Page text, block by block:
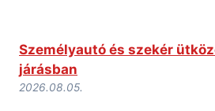
Személyautó és szekér
járásban
2026.08.05.